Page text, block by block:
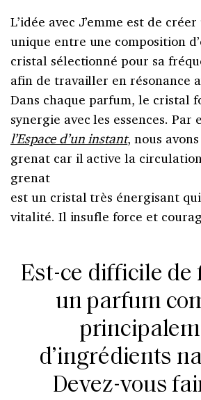
L’idée avec J’emme est de
unique entre une composition
cristal sélectionné pour sa
afin de travailler en résonance
Dans chaque parfum, le cristal
synergie avec les essences. Par
l’Espace d’un instant, nous
grenat car il active la
grenat
est un cristal très énergisant
vitalité. Il insufle force et
Est-ce difficile de
un parfum
d’ingrédients
Devez-vous